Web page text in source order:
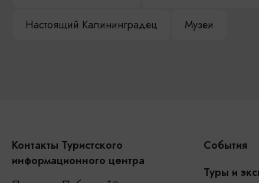
Настоящий Калининградец Музеи
Контакты Туристского
информационного центра
События
Туры и